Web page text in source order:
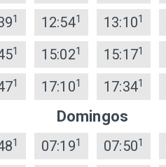
1 12:541 13:101
1 15:021 15:171
1 17:101 17:341
Domingos
1 07:191 07:501